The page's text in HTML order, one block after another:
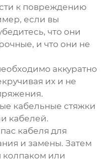
к повреждению
если вы
что они
и что они не
аккуратно
их и не
кабельные стяжки
кабелей.
кабеля для
и замены. Затем
колпаком или